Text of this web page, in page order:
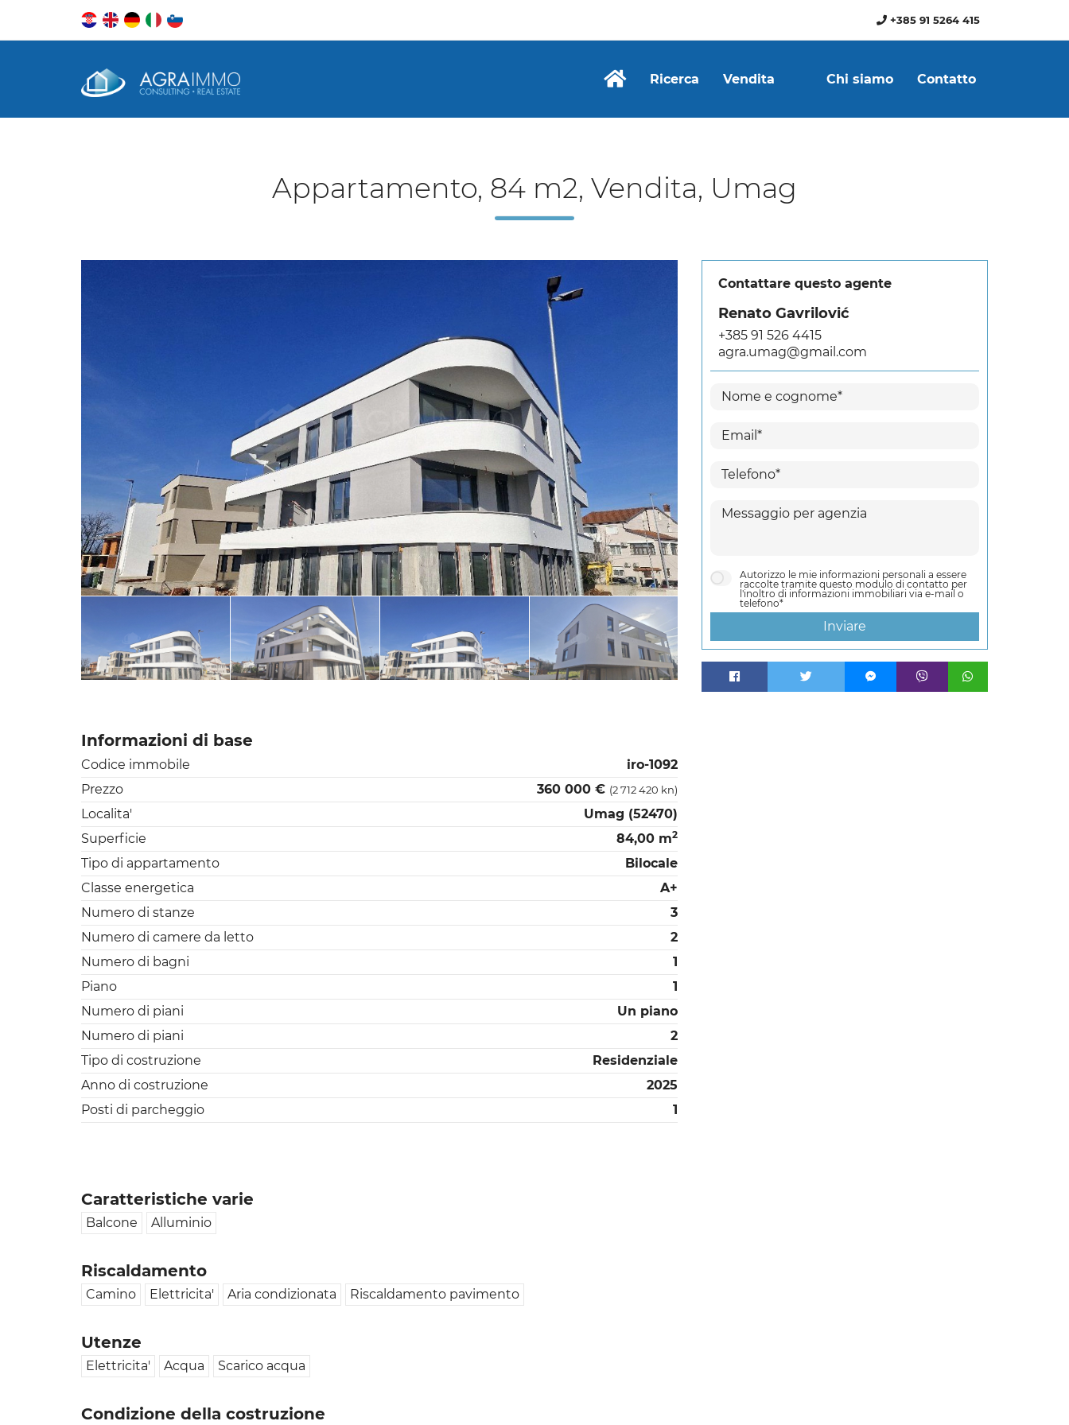
+385 91 5264 415
Ricerca Vendita Chi siamo Contatto
Appartamento, 84 m2, Vendita, Umag
Informazioni di base
Codice immobile
iro-1092
Prezzo
360 000 € (2 712 420 kn)
Localita'
Umag (52470)
Superficie
84,00 m2
Tipo di appartamento
Bilocale
Classe energetica
A+
Numero di stanze
3
Numero di camere da letto
2
Numero di bagni
1
Piano
1
Numero di piani
Un piano
Numero di piani
2
Tipo di costruzione
Residenziale
Anno di costruzione
2025
Posti di parcheggio
1
Caratteristiche varie
Balcone Alluminio
Riscaldamento
Camino Elettricita' Aria condizionata Riscaldamento pavimento
Utenze
Elettricita' Acqua Scarico acqua
Condizione della costruzione
Contattare questo agente
Renato Gavrilović
+385 91 526 4415
agra.umag@gmail.com
Autorizzo le mie informazioni personali a essere
raccolte tramite questo modulo di contatto per
l'inoltro di informazioni immobiliari via e-mail o
telefono*
Inviare